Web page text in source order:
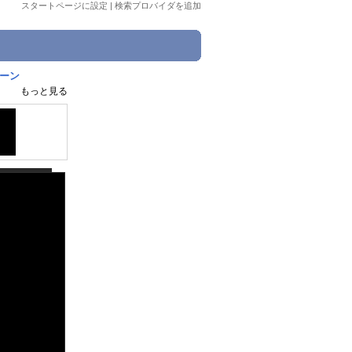
スタートページに設定 | 検索プロバイダを追加
ン
もっと見る